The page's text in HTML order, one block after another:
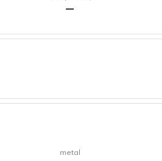
metal